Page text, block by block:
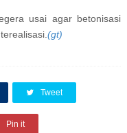
usai agar betonisasi
(gt)
Tweet
Pin it